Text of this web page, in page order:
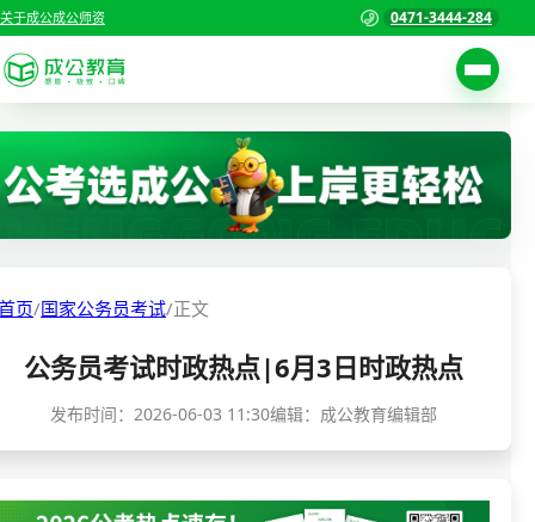
关于成公成公师资 0471-3444-284
考试公告
职位表
准考证打印
考试政策
成绩查询
分数线
首页
国家公务员考试
三支一扶考试
警察/辅警考试
教师资格/教师编制
页/国家公务员考试/正文
公务员考试时政热点|6月3日时政热点
发布时间： 2026-06-03 11:30编辑：成公教育编辑部